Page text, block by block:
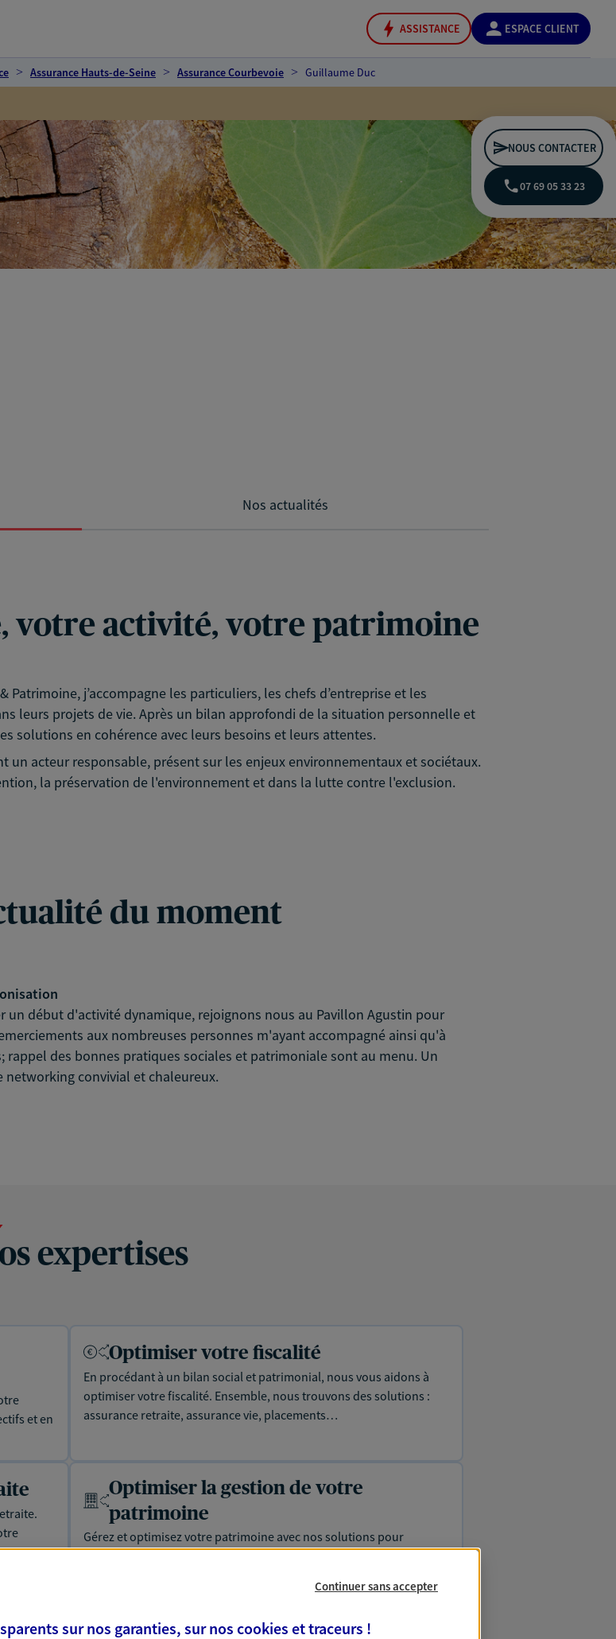
ASSISTANCE ESPACE CLIENT
Assurance Hauts-de-Seine Assurance Courbevoie Guillaume Duc
NOUS CONTACTER
07 69 05 33 23
Nos actualités
votre activité, votre patrimoine
Patrimoine, j’accompagne les particuliers, les chefs d’entreprise et les
leurs projets de vie. Après un bilan approfondi de la situation personnelle et
solutions en cohérence avec leurs besoins et leurs attentes.
un acteur responsable, présent sur les enjeux environnementaux et sociétaux.
la préservation de l'environnement et dans la lutte contre l'exclusion.
du moment
un début d'activité dynamique, rejoignons nous au Pavillon Agustin pour
aux nombreuses personnes m'ayant accompagné ainsi qu'à
rappel des bonnes pratiques sociales et patrimoniale sont au menu. Un
networking convivial et chaleureux.
expertises
et en
Optimiser votre fiscalité
En procédant à un bilan social et patrimonial, nous vous aidons à
optimiser votre fiscalité. Ensemble, nous trouvons des solutions :
assurance retraite, assurance vie, placements…
PER,
Optimiser la gestion de votre
patrimoine
Gérez et optimisez votre patrimoine avec nos solutions pour
Continuer sans accepter
sur nos garanties, sur noscookies et traceurs !